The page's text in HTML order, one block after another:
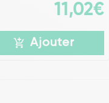
11,02€
Ajouter